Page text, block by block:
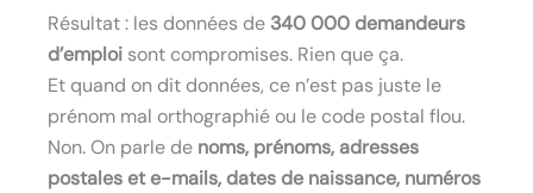
Résultat : les données de 340 000 demandeurs
d’emploi sont compromises. Rien que ça.
Et quand on dit données, ce n’est pas juste le
prénom mal orthographié ou le code postal flou.
Non. On parle de noms, prénoms, adresses
postales et e-mails, dates de naissance, numéros